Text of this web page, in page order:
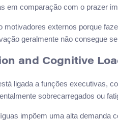
em comparação com o prazer
motivadores externos porque
geralmente não consegue
and Cognitive
ligada a funções executivas,
sobrecarregados ou
impõem uma alta demanda